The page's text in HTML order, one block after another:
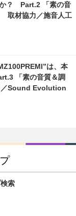
か？ Part.2 「素の音
取材協力／施音人工
は、本
「素の音質＆調
Sound Evolution
索